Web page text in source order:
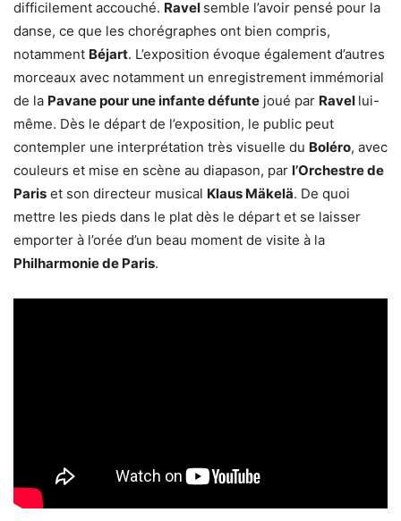
difficilement accouché. Ravel semble l’avoir pensé pour la
danse, ce que les chorégraphes ont bien compris,
notamment Béjart. L’exposition évoque également d’autres
morceaux avec notamment un enregistrement immémorial
de la Pavane pour une infante défunte joué par Ravel lui-
même. Dès le départ de l’exposition, le public peut
contempler une interprétation très visuelle du Boléro, avec
couleurs et mise en scène au diapason, par l’Orchestre de
Paris et son directeur musical Klaus Mäkelä. De quoi
mettre les pieds dans le plat dès le départ et se laisser
emporter à l’orée d’un beau moment de visite à la
Philharmonie de Paris.